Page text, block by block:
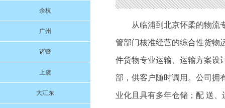
余杭
广州
诸暨
上虞
大江东
从临浦到北京怀柔的物流
管部门核准经营的综合性货物
件货物专业运输、运输方案设
部，供客户随时调用。公司拥
业化且具有多年仓储；配 送